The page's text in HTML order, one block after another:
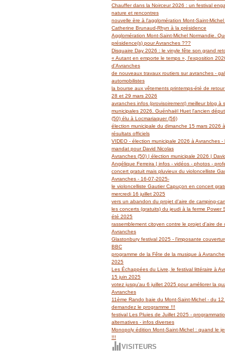
Janvier(14)
Février(19)
Janvier(14)
Mars(29)
Février(18)
Janvier(13)
Avril(27)
Mars(62)
Février(39)
Janvier(5)
Mai(14)
Avril(6)
Mars(6)
Février(2)
Janvier(3)
Chauffer dans la Noirceur 2026 : un festival
nature et rencontres
nouvelle ère à l'agglomération Mont-Saint-
Catherine Brunaud-Rhyn à la présidence
Agglomération Mont-Saint-Michel Normandie.
présidence(s) pour Avranches ???
Disquaire Day 2026 : le vinyle fête son grand
« Autant en emporte le temps », l'exposition
d'Avranches
de nouveaux travaux routiers sur avranches -
automobilistes
la bourse aux vêtements printemps-été de retour
28 et 29 mars 2026
avranches infos (provisoirement) meilleur blog à
municipales 2026. Guénhaël Huet l'ancien
(50) élu à Locmariaquer (56)
élection municipale du dimanche 15 mars 2026
résultats officiels
VIDEO - élection municipale 2026 à Avranches -
mandat pour David Nicolas
Avranches (50) | élection municipale 2026 |
Angélique Ferreira | infos - vidéos - photos -
concert gratuit mais pluvieux du violoncelliste
Avranches - 16-07-2025-
le violoncelliste Gautier Capuçon en concert
mercredi 16 juillet 2025
vers un abandon du projet d'aire de camping-
les concerts (gratuits) du jeudi à la ferme Power
été 2025
rassemblement citoyen contre le projet d'aire de
Avranches
Glastonbury festival 2025 - l'imposante
BBC
programme de la Fête de la musique à
2025
Les Échappées du Livre, le festival littéraire à
15 juin 2025
votez jusqu'au 6 juillet 2025 pour améliorer la
Avranches
11ème Rando baie du Mont-Saint-Michel - du
demandez le programme !!!
festival Les Pluies de Juillet 2025 -
alternatives - infos diverses
Monopoly édition Mont-Saint-Michel : quand le
!!!
VISITEURS